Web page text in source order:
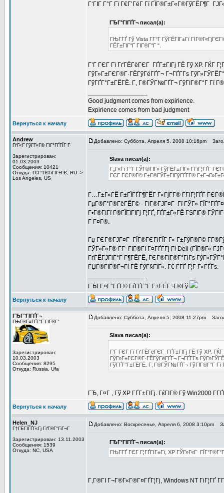
Г‘ГІГ Г°Г Гї Г€Г’ГёГ Гї ГЇГ®Г±Г«Г®ГўГЁГ¶Г
ГЂГ°ГІГҐГ¬ писал(а):
ГЊГ­ГҐ Гў Vista Г­Г°Г ГўГЁГІГ±Гї
ГЁГ±ГІГ°Г ГІГ®Г°Г ".
Г’Г ГЄГ Гї ГґГЁГёГЄГ ГҐГ±ГІГј ГЁ Гў XP. ГЌГ
ГўГ»Г±ГЄГ®Г·ГЁГўГёГҐГ¬ Г¬ГҐГ­Гѕ
ГўГҐГ°Г±ГЁГЁ. Г‚ Г®ГЎГ№ГҐГ¬ ГўГІГ®Г°Г Гї
Good judgment comes from expirience.
Expirience comes from bad judgment
Вернуться к началу
Andrew
ГѓГ«Г ГўГ­Г»Г© ГІГ°ГҐГЇГ Г·
Зарегистрирован:
01.03.2003
Сообщения: 10421
Откуда: Г€Г°ГЄГіГІГ±ГЄ, RU ->
Los Angeles, US
Добавлено: Суббота, Апреля 5, 2008 10:16pm
Slava писал(а):
Г„Г«Гї Г°Г ГЎГ®ГІГ» ГўГЁГ±ГІГ» Г­ГіГ¦ГҐГ­
ГЄГ ГЄГ®Г© Г±Г®ГЎГ±ГІГўГҐГ­Г®
Г…Г±Г«ГЁ Г±ГЇГҐГ¶ГЁГ Г«ГјГ­Г® Г­ГіГ¦ГҐГ­
ГµГ®Г°Г®ГёГЁГ© - ГІГ®ГЈГ¤Г Гї ГЎГ»
Г•Г®ГІГї Г®ГЇГїГІГј Г¦ГҐ, ГҐГ±Г«ГЁ ГЅГІГ®
Г Г¤Г®.
Гџ ГЄГ®ГЈГ¤Г ГЇГ®ГЄГіГЇГ Г« Г±ГўГ®Г©
ГЎГ»Г«Г® Г­Г ГІГ®ГІ Г¤ГҐГ­Гј Гі Dell (ГЇГ®Г«
ГґГЁГЈГіГ°Г Г¶ГЁГЁ, ГЄГ®ГІГ®Г°ГіГѕ
ГЏГ®ГІГ®Г¬Гі ГЁ ГўГ§ГїГ«. Г€ Г­ГҐ Г¦Г Г«ГҐГѕ.
ГЂГ­Г¤Г°ГҐГ© ГѓГҐГ°Г Г±ГЁГ¬Г®Гў
Вернуться к началу
ГЂГ°ГІГҐГ¬
ГЊГ®Г¤ГҐГ°Г ГІГ®Г°
Зарегистрирован:
10.03.2003
Сообщения: 8295
Откуда: Russia, Ufa
Добавлено: Суббота, Апреля 5, 2008 11:27pm
Slava писал(а):
Г’Г ГЄГ Гї ГґГЁГёГЄГ ГҐГ±ГІГј ГЁ Гў XP.
ГўГ»Г±ГЄГ®Г·ГЁГўГёГҐГ¬ Г¬ГҐГ­Гѕ
ГўГҐГ°Г±ГЁГЁ. Г‚ Г®ГЎГ№ГҐГ¬ ГўГІГ®Г°Г Гї
ГЂ, Г¤Г , Гў XP ГҐГ±ГІГј. ГќГІГ® Гў Win2000
Вернуться к началу
Helen_NJ
Г†ГЁГІГҐГ«Гј ГґГ®Г°ГіГ¬Г
Зарегистрирован: 13.11.2003
Сообщения: 1539
Откуда: NC, USA
Добавлено: Воскресенье, Апреля 6, 2008 3:10pm
ГЂГ°ГІГҐГ¬ писал(а):
ГЊГ­ГҐ ГЄГ Г¦ГҐГІГ±Гї, XP ГЎГ»Г«Г
Г‚Г®ГІ Г¬Г®Г«Г®Г¤ГҐГ¦Гј, Windows NT ГіГ¦ГҐ